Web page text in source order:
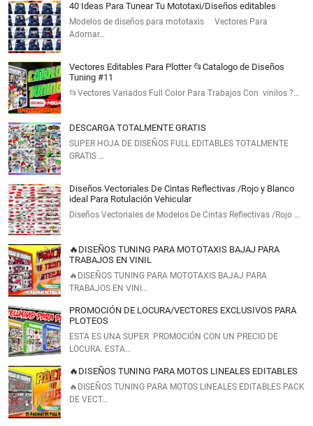
40 Ideas Para Tunear Tu Mototaxi/Diseños editables
Modelos de diseños para mototaxis Vectores Para
Adornar…
Vectores Editables Para Plotter 📂Catalogo de Diseños
Tuning #11
📂Vectores Variados Full Color Para Trabajos Con vinilos ?…
DESCARGA TOTALMENTE GRATIS
SUPER HOJA DE DISEÑOS FULL EDITABLES TOTALMENTE
GRATIS …
Diseños Vectoriales De Cintas Reflectivas /Rojo y Blanco
ideal Para Rotulación Vehicular
Diseños Vectoriales de Modelos De Cintas Reflectivas /Rojo …
🔥DISEÑOS TUNING PARA MOTOTAXIS BAJAJ PARA
TRABAJOS EN VINIL
🔥DISEÑOS TUNING PARA MOTOTAXIS BAJAJ PARA
TRABAJOS EN VINI…
PROMOCIÓN DE LOCURA/VECTORES EXCLUSIVOS PARA
PLOTEOS
ESTA ES UNA SUPER PROMOCIÓN CON UN PRECIO DE
LOCURA. ESTA…
🔥DISEÑOS TUNING PARA MOTOS LINEALES EDITABLES
🔥DISEÑOS TUNING PARA MOTOS LINEALES EDITABLES PACK
DE VECT…